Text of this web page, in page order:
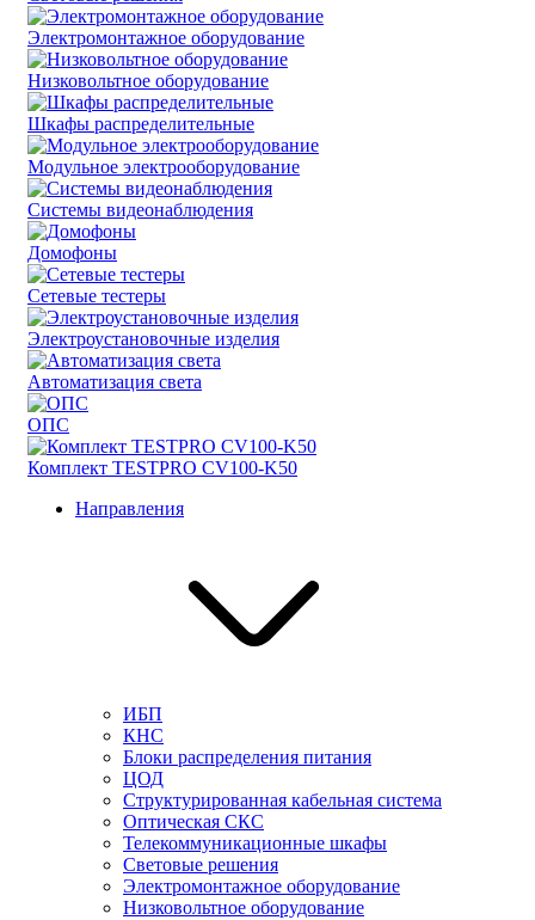
Электромонтажное оборудование
Низковольтное оборудование
Шкафы распределительные
Модульное электрооборудование
Системы видеонаблюдения
Домофоны
Сетевые тестеры
Электроустановочные изделия
Автоматизация света
ОПС
Комплект TESTPRO CV100-K50
Направления
ИБП
КНС
Блоки распределения питания
ЦОД
Структурированная кабельная система
Оптическая СКС
Телекоммуникационные шкафы
Световые решения
Электромонтажное оборудование
Низковольтное оборудование